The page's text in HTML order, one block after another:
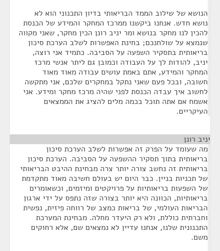
הנושא של שילוב הממד הבריאותי בדיון התכנוני הוא לא
נושא חדש. אנחנו ביקשנו ממרכז המחקר והמידע של הכנסת
להכין לנו מחקר בנושא ומר יניב רונן הכין מחקר, שאני מקווה
שנמצא על שולחנכם; בחינת האפשרות לשלב הערכת סיכון
בריאותית בתסקיר השפעה על הסביבה. כתמיד אני רוצה,
יניב, להודות לך על העבודה וכמובן גם ליתר אנשי מרכז
המחקר והמידע, אתם באמת עושים עבודה מאוד מאוד
חשובה, ובכל פעם שאני נתקל במחקרים שלכם, אני מתקשה
לחשוב איך עבדה הכנסת לפני שהיה מרכז מחקר ומידע. אני
אשמח אם אתה תוכל בכמה מלים להציג את הממצאים
העיקריים.
יניב רונן
מה שעומד על הפרק זה אפשרות לשלב הערכת סיכון
בריאותית בתוך תסקיר ההשפעה על הסביבה. הערכת סיכון
בריאותית זה נחשב צורה יותר צרה מבחינת ההיבט הבריאותי
של תכניות בניין. כבר היום יש בעולם חשיבה מאוד מתקדמת
של השפעות בריאותיות על פרויקטים ומיזמים, וכשאומרים
בריאותיות, הכוונה היא יותר בצורה שזה נתפס על ידי ארגון
הבריאות העולמי, של בריאות כמצב של רווחה פיזית, נפשית
וחברתית כוללת, ולא רק היעדר מחלה. מבחינת המערכת
התכנונית שלנו, אנחנו עדיין לא נמצאים שם, אלא רחוקים
משם.